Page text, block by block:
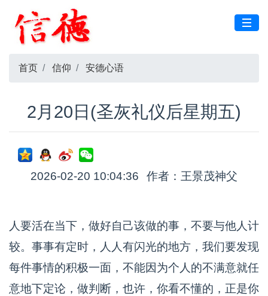
首页 信仰 安德心语
2月20日(圣灰礼仪后星期五)
2026-02-20 10:04:36 作者：王景茂神父
人要活在当下，做好自己该做的事，不要与他人计
较。事事有定时，人人有闪光的地方，我们要发现
每件事情的积极一面，不能因为个人的不满意就任
意地下定论，做判断，也许，你看不懂的，正是你